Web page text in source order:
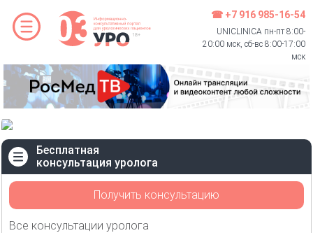
☎ +7 916 985-16-54
UNICLINICA пн-пт 8:00-
20:00 мск, сб-вс 8:00-17:00
мск
Бесплатная
консультация уролога
Получить консультацию
Все консультации уролога